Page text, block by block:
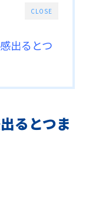
CLOSE
出るとつ
るとつま